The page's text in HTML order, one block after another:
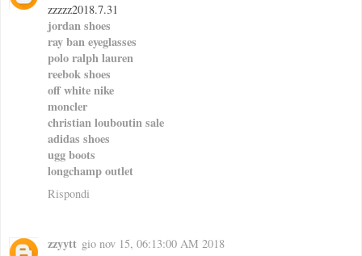
zzzzz2018.7.31
jordan shoes
ray ban eyeglasses
polo ralph lauren
reebok shoes
off white nike
moncler
christian louboutin sale
adidas shoes
ugg boots
longchamp outlet
Rispondi
zzyytt gio nov 15, 06:13:00 AM 2018